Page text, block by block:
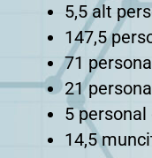
5,5 alt
147,5
71
21
5 personal
14,5